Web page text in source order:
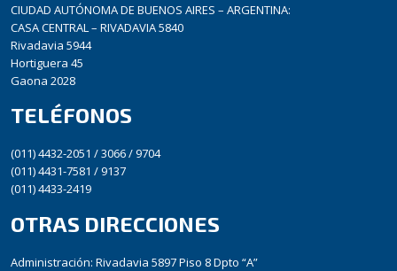
CIUDAD AUTÓNOMA DE BUENOS AIRES – ARGENTINA:
CASA CENTRAL – RIVADAVIA 5840
Rivadavia 5944
Hortiguera 45
Gaona 2028
TELÉFONOS
(011) 4432-2051 / 3066 / 9704
(011) 4431-7581 / 9137
(011) 4433-2419
OTRAS DIRECCIONES
Administración: Rivadavia 5897 Piso 8 Dpto “A”